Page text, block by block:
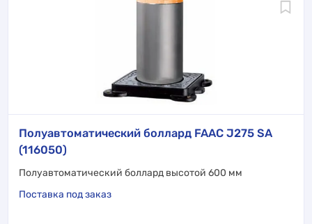
Полуавтоматический боллард FAAC J275 SA
(116050)
Полуавтоматический боллард высотой 600 мм
Поставка под заказ